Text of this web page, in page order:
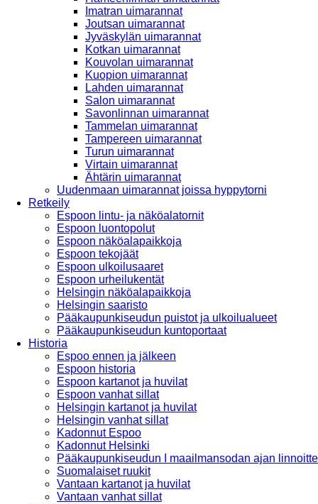
Imatran uimarannat
Joutsan uimarannat
Jyväskylän uimarannat
Kotkan uimarannat
Kouvolan uimarannat
Kuopion uimarannat
Lahden uimarannat
Salon uimarannat
Savonlinnan uimarannat
Tammelan uimarannat
Tampereen uimarannat
Turun uimarannat
Virtain uimarannat
Ähtärin uimarannat
Uudenmaan uimarannat joissa hyppytorni
Retkeily
Espoon lintu- ja näköalatornit
Espoon luontopolut
Espoon näköalapaikkoja
Espoon tekojäät
Espoon ulkoilusaaret
Espoon urheilukentät
Helsingin näköalapaikkoja
Helsingin saaristo
Pääkaupunkiseudun puistot ja ulkoilualueet
Pääkaupunkiseudun kuntoportaat
Historia
Espoo ennen ja jälkeen
Espoon historia
Espoon kartanot ja huvilat
Espoon vanhat sillat
Helsingin kartanot ja huvilat
Helsingin vanhat sillat
Kadonnut Espoo
Kadonnut Helsinki
Pääkaupunkiseudun I maailmansodan ajan
Suomalaiset ruukit
Vantaan kartanot ja huvilat
Vantaan vanhat sillat